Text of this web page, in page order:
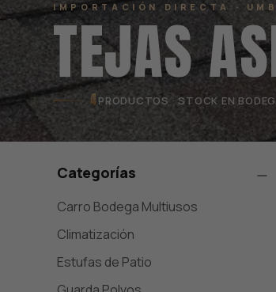
IMPORTACIÓN DIRECTA ·
TEJAS
4PRODUCTOS · STOCK EN
Categorías
Carro Bodega Multiusos
Climatización
Estufas de Patio